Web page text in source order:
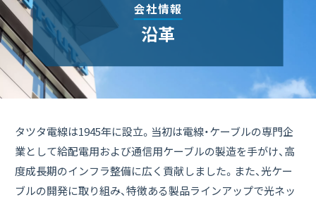
会社情報
沿革
タツタ電線は1945年に設立。当初は電線・ケーブルの専門企
業として給配電用および通信用ケーブルの製造を手がけ、高
度成長期のインフラ整備に広く貢献しました。また、光ケー
ブルの開発に取り組み、特徴ある製品ラインアップで光ネッ
経営理念
3分でわかる！タツタ電線
会社概要
組織図・役員体制
沿革